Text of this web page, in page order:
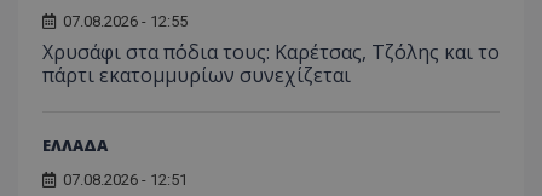
07.08.2026 - 12:55
Χρυσάφι στα πόδια τους: Καρέτσας, Τζόλης και το
πάρτι εκατομμυρίων συνεχίζεται
ΕΛΛΑΔΑ
07.08.2026 - 12:51